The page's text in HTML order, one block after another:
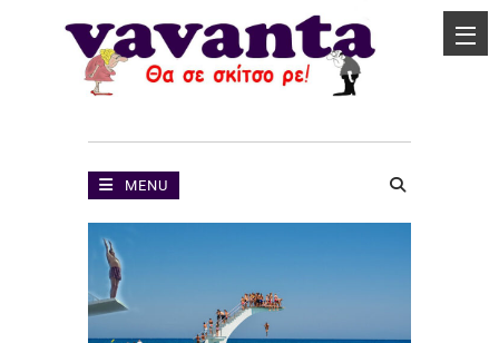
MENU